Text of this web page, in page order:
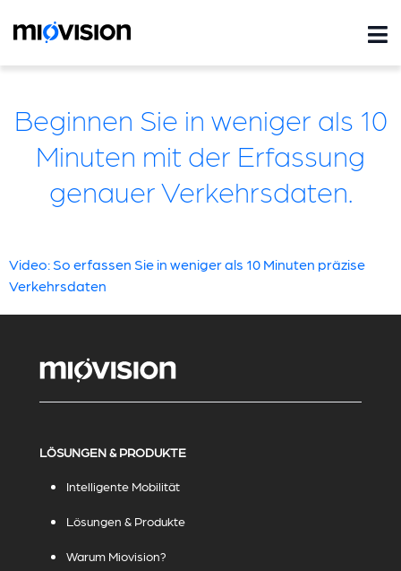
Beginnen Sie in weniger als 10
Minuten mit der Erfassung
genauer Verkehrsdaten.
Video: So erfassen Sie in weniger als 10 Minuten präzise
Verkehrsdaten
LÖSUNGEN & PRODUKTE
Intelligente Mobilität
Lösungen & Produkte
Warum Miovision?